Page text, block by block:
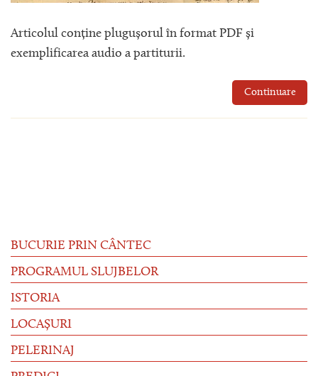
Articolul conține plugușorul în format PDF și
exemplificarea audio a partiturii.
Continuare
BUCURIE PRIN CÂNTEC
PROGRAMUL SLUJBELOR
ISTORIA
LOCAȘURI
PELERINAJ